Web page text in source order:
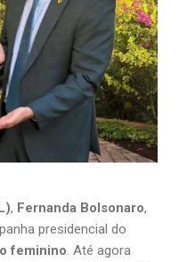
, Fernanda Bolsonaro,
presidencial do
feminino . Até agora